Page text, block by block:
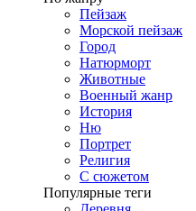
Пейзаж
Морской пейзаж
Город
Натюрморт
Животные
Военный жанр
История
Ню
Портрет
Религия
С сюжетом
Популярные теги